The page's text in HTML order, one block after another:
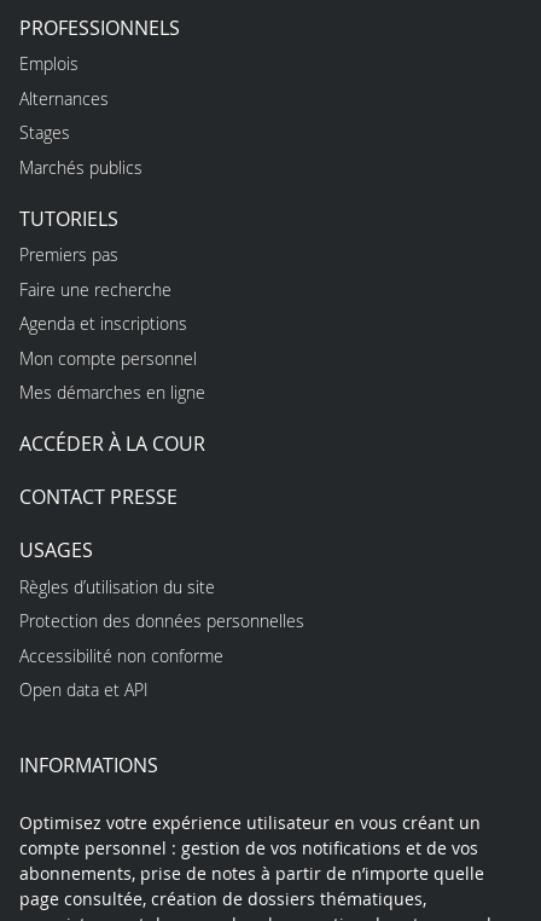
PROFESSIONNELS
Emplois
Alternances
Stages
Marchés publics
TUTORIELS
Premiers pas
Faire une recherche
Agenda et inscriptions
Mon compte personnel
Mes démarches en ligne
ACCÉDER À LA COUR
CONTACT PRESSE
USAGES
Règles d’utilisation du site
Protection des données personnelles
Accessibilité non conforme
Open data et API
INFORMATIONS
Optimisez votre expérience utilisateur en vous créant un
compte personnel : gestion de vos notifications et de vos
abonnements, prise de notes à partir de n’importe quelle
page consultée, création de dossiers thématiques,